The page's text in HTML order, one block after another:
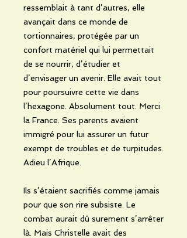
ressemblait à tant d’autres, elle
avançait dans ce monde de
tortionnaires, protégée par un
confort matériel qui lui permettait
de se nourrir, d’étudier et
d’envisager un avenir. Elle avait tout
pour poursuivre cette vie dans
l’hexagone. Absolument tout. Merci
la France. Ses parents avaient
immigré pour lui assurer un futur
exempt de troubles et de turpitudes.
Adieu l’Afrique.
Ils s’étaient sacrifiés comme jamais
pour que son rire subsiste. Le
combat aurait dû surement s’arrêter
là. Mais Christelle avait des